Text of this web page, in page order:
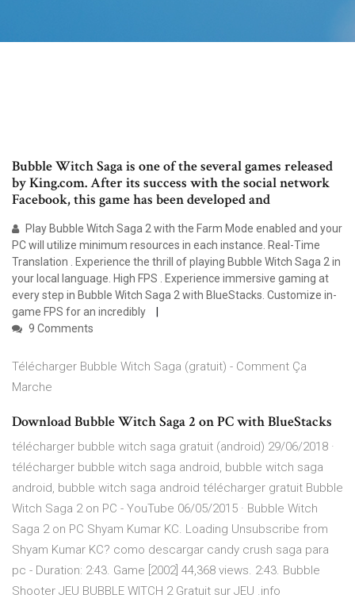
Bubble Witch Saga is one of the several games released
by King.com. After its success with the social network
Facebook, this game has been developed and
Play Bubble Witch Saga 2 with the Farm Mode enabled and your
PC will utilize minimum resources in each instance. Real-Time
Translation . Experience the thrill of playing Bubble Witch Saga 2 in
your local language. High FPS . Experience immersive gaming at
every step in Bubble Witch Saga 2 with BlueStacks. Customize in-
game FPS for an incredibly
9 Comments
Télécharger Bubble Witch Saga (gratuit) - Comment Ça
Marche
Download Bubble Witch Saga 2 on PC with BlueStacks
télécharger bubble witch saga gratuit (android) 29/06/2018 ·
télécharger bubble witch saga android, bubble witch saga
android, bubble witch saga android télécharger gratuit Bubble
Witch Saga 2 on PC - YouTube 06/05/2015 · Bubble Witch
Saga 2 on PC Shyam Kumar KC. Loading Unsubscribe from
Shyam Kumar KC? como descargar candy crush saga para
pc - Duration: 2:43. Game [2002] 44,368 views. 2:43. Bubble
Shooter JEU BUBBLE WITCH 2 Gratuit sur JEU .info